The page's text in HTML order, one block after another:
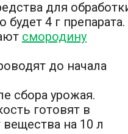
для
4 г препарата.
смородину
до начала
сбора урожая.
готовят в
на 10 л